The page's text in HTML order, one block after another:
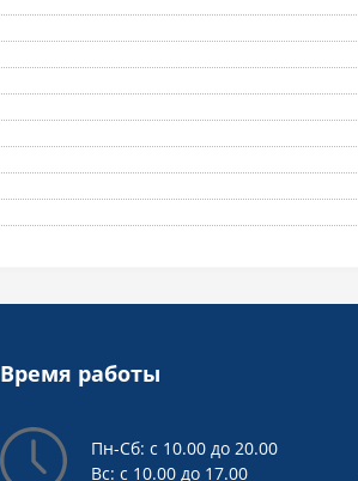
Время работы
Пн-Сб: с 10.00 до 20.00
Вс: с 10.00 до 17.00